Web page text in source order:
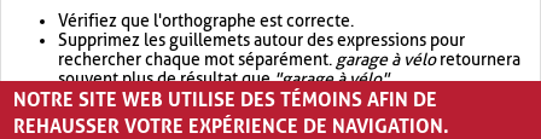
Vérifiez que l'orthographe est correcte.
Supprimez les guillemets autour des expressions pour
rechercher chaque mot séparément. garage à véloretournera
souvent plus de résultat que"garage à vélo".
Envisagez d'élargir votre recherche avec OR.garage OR vélo
retournera souvent plus de résultat quegarage à vélo
NOTRE SITE WEB UTILISE DES TÉMOINS AFIN DE
REHAUSSER VOTRE EXPÉRIENCE DE NAVIGATION.